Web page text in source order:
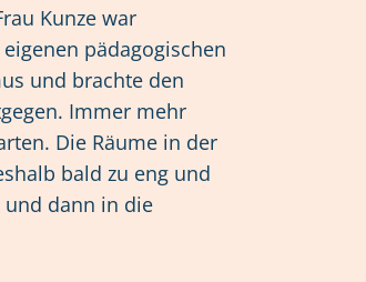
Kunze war
pädagogischen
und brachte den
Immer mehr
Die Räume in der
bald zu eng und
und dann in die